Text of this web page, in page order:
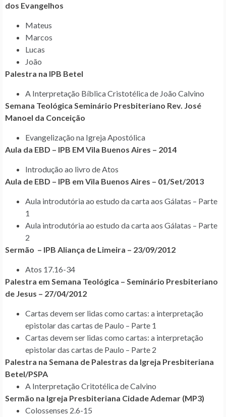
dos Evangelhos
Mateus
Marcos
Lucas
João
Palestra na IPB Betel
A Interpretação Bíblica Cristotélica de João Calvino
Semana Teológica Seminário Presbiteriano Rev. José
Manoel da Conceição
Evangelização na Igreja Apostólica
Aula da EBD – IPB EM Vila Buenos Aires – 2014
Introdução ao livro de Atos
Aula de EBD – IPB em Vila Buenos Aires – 01/Set/2013
Aula introdutória ao estudo da carta aos Gálatas – Parte
1
Aula introdutória ao estudo da carta aos Gálatas – Parte
2
Sermão – IPB Aliança de Limeira – 23/09/2012
Atos 17.16-34
Palestra em Semana Teológica – Seminário Presbiteriano
de Jesus – 27/04/2012
Cartas devem ser lidas como cartas: a interpretação
epistolar das cartas de Paulo – Parte 1
Cartas devem ser lidas como cartas: a interpretação
epistolar das cartas de Paulo – Parte 2
Palestra na Semana de Palestras da Igreja Presbiteriana
Betel/PSPA
A Interpretação Critotélica de Calvino
Sermão na Igreja Presbiteriana Cidade Ademar (MP3)
Colossenses 2.6-15